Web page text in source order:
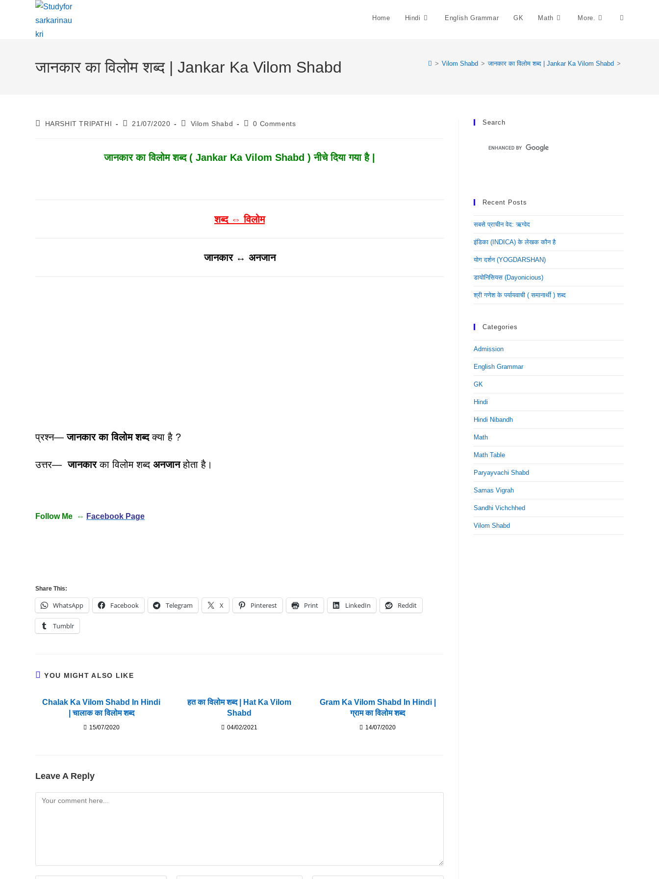
Home Hindi English Grammar GK Math More. Toggle
जानकार का विलोम शब्द | Jankar Ka Vilom Shabd > Vilom Shabd > जानकार का विलोम शब्द | Jankar Ka Vilom Shabd >
PostHARSHIT TRIPATHI
Post21/07/2020
PostVilom Shabd
Post0 Comments
जानकारका विलोम शब्द ( Jankar Ka Vilom Shabd ) नीचे दिया गया है |
शब्द ⇔ विलोम
जानकार ↔ अनजान
प्रश्न—जानकार का विलोम शब्दक्या है ?
उत्तर—जानकारका विलोम शब्द अनजानहोता है।
Follow Me ⇔ Facebook Page
Share This:
WhatsApp Facebook Telegram X Pinterest Print LinkedIn Reddit
Tumblr
YOU MIGHT ALSO LIKE
Chalak Ka Vilom Shabd In Hindi
| चालाक का विलोम शब्द
15/07/2020
हत का विलोम शब्द | Hat Ka Vilom
Shabd
04/02/2021
Gram Ka Vilom Shabd In Hindi |
ग्राम का विलोम शब्द
14/07/2020
Leave A Reply
Comment
Search
Recent Posts
सबसे प्राचीन वेद: ऋग्वेद
इंडिका (INDICA) के लेखक कौन है
योग दर्शन (YOGDARSHAN)
डायोनिसियस (dayonicious)
श्री गणेश के पर्यायवाची ( समानार्थी ) शब्द
Categories
Admission
English Grammar
GK
Hindi
Hindi Nibandh
Math
Math Table
Paryayvachi Shabd
Samas Vigrah
Sandhi Vichchhed
Vilom Shabd